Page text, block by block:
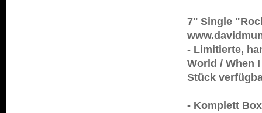
7'' Single
- Limitierte,
World / When
Stück
- Komplett